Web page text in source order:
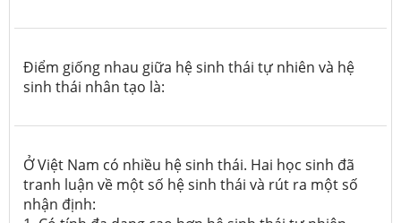
Điểm giống nhau giữa hệ sinh thái tự nhiên và hệ
sinh thái nhân tạo là:
Ở Việt Nam có nhiều hệ sinh thái. Hai học sinh đã
tranh luận về một số hệ sinh thái và rút ra một số
nhận định: